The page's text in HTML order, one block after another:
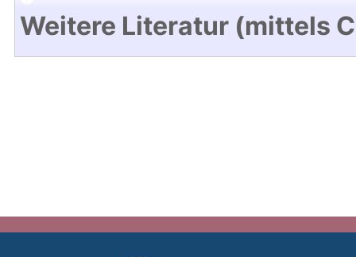
Weitere Literatur (mittels